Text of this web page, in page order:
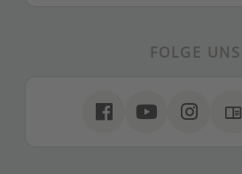
FOLGE UNS
chrome_reader_mode